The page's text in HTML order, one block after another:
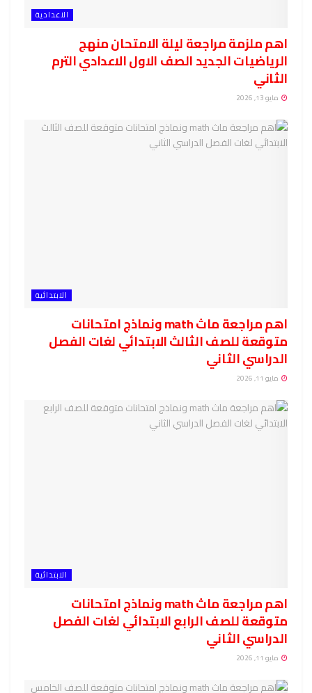
الاعدادية
اهم ملزمة مراجعة ليلة الامتحان منهج
الرياضيات الجديد الصف الاول الاعدادي الترم
الثاني
مايو 13, 2026
الابتدائية
اهم مراجعة ماث math ونماذج امتحانات
متوقعة للصف الثالث الابتدائي لغات الفصل
الدراسي الثاني
مايو 11, 2026
الابتدائية
اهم مراجعة ماث math ونماذج امتحانات
متوقعة للصف الرابع الابتدائي لغات الفصل
الدراسي الثاني
مايو 11, 2026